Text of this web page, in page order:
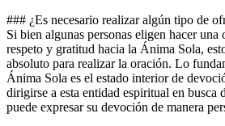
### ¿Es necesario realizar algún tipo de
Si bien algunas personas eligen hacer una
respeto y gratitud hacia la Ánima Sola,
absoluto para realizar la oración. Lo
Ánima Sola es el estado interior de
dirigirse a esta entidad espiritual en busca
puede expresar su devoción de manera